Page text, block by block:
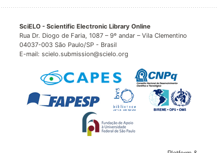
SciELO - Scientific Electronic Library Online
Rua Dr. Diogo de Faria, 1087 – 9º andar – Vila Clementino
04037-003 São Paulo/SP - Brasil
E-mail: scielo.submission@scielo.org